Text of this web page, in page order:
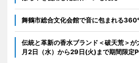
舞鶴市総合文化会館で音に包まれる
伝統と革新の香水ブランド＜破天荒＞
月2日（水）から29日(火)まで期間限定